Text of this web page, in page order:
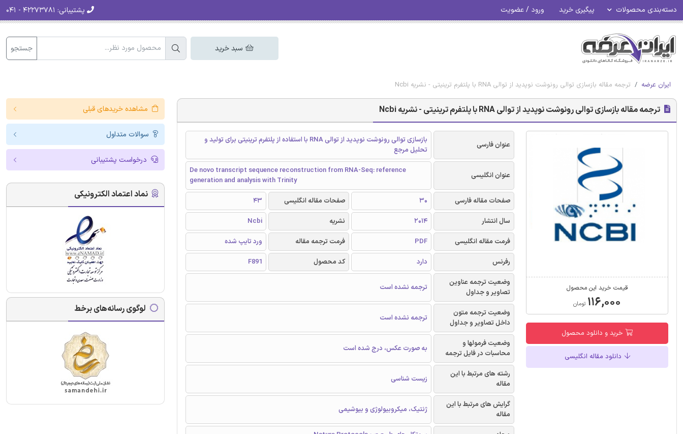
دسته‌بندی محصولات پیگیری خرید ورود / عضویت پشتیبانی:
سبد خرید جستجو
ایران عرضه ترجمه مقاله بازسازی توالی رونوشت نوپدید از توالی RNA با پلتفرم ترینیتی - نشریه Ncbi
ترجمه مقاله بازسازی توالی رونوشت نوپدید از توالی RNA با پلتفرم ترینیتی - نشریه Ncbi
قیمت خرید این محصول
۱۱۶,۰۰۰ تومان
خرید و دانلود محصول
دانلود مقاله انگلیسی
عنوان فارسی
بازسازی توالی رونوشت نوپدید از توالی RNA با استفاده از پلتفرم ترینیتی برای تولید و
تحلیل مرجع
عنوان انگلیسی
De novo transcript sequence reconstruction from RNA-Seq: reference
generation and analysis with Trinity
صفحات مقاله فارسی
30 صفحات مقاله انگلیسی
43
سال انتشار
2014 نشریه
Ncbi
فرمت مقاله انگلیسی
PDF فرمت ترجمه مقاله
ورد تایپ شده
رفرنس
دارد کد محصول
F891
وضعیت ترجمه عناوین
تصاویر و جداول
ترجمه نشده است
وضعیت ترجمه متون
داخل تصاویر و جداول
ترجمه نشده است
وضعیت فرمولها و
محاسبات در فایل ترجمه
به صورت عکس، درج شده است
رشته های مرتبط با این
مقاله
زیست شناسی
گرایش های مرتبط با این
مقاله
ژنتیک، میکروبیولوژی و بیوشیمی
مشاهده خریدهای قبلی
سوالات متداول
درخواست پشتیبانی
نماد اعتماد الکترونیکی
لوگوی رسانه‌های برخط